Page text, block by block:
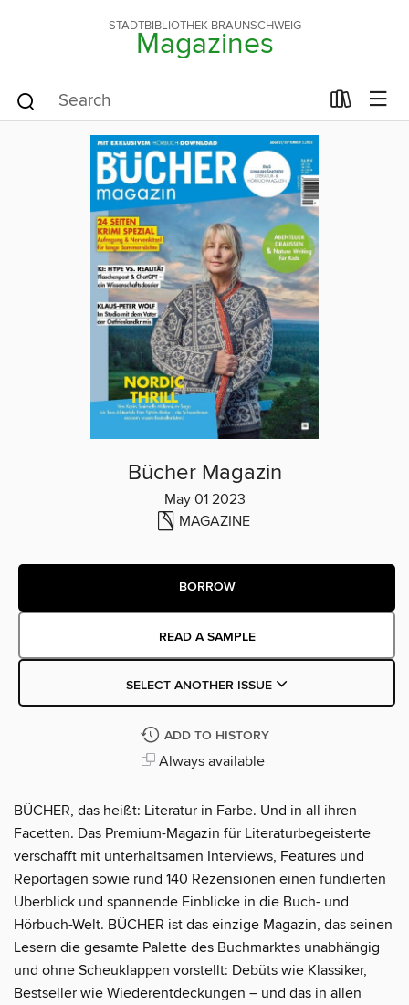
STADTBIBLIOTHEK BRAUNSCHWEIG
Magazines
Bücher Magazin
May 01 2023
MAGAZINE
BORROW
READ A SAMPLE
SELECT ANOTHER ISSUE
ADD TO HISTORY
Always available
BÜCHER, das heißt: Literatur in Farbe. Und in all ihren
Facetten. Das Premium-Magazin für Literaturbegeisterte
verschafft mit unterhaltsamen Interviews, Features und
Reportagen sowie rund 140 Rezensionen einen fundierten
Überblick und spannende Einblicke in die Buch- und
Hörbuch-Welt. BÜCHER ist das einzige Magazin, das seinen
Lesern die gesamte Palette des Buchmarktes unabhängig
und ohne Scheuklappen vorstellt: Debüts wie Klassiker,
Bestseller wie Wiederentdeckungen – und das in allen